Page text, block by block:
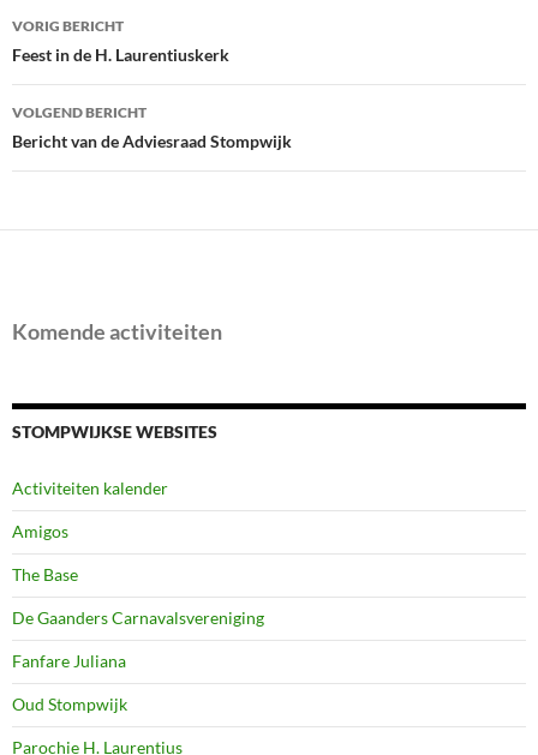
Bericht
navigatie
VORIG BERICHT
Feest in de H. Laurentiuskerk
VOLGEND BERICHT
Bericht van de Adviesraad Stompwijk
Komende activiteiten
STOMPWIJKSE WEBSITES
Activiteiten kalender
Amigos
The Base
De Gaanders Carnavalsvereniging
Fanfare Juliana
Oud Stompwijk
Parochie H. Laurentius